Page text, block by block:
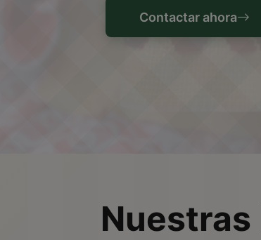
Contactar ahora